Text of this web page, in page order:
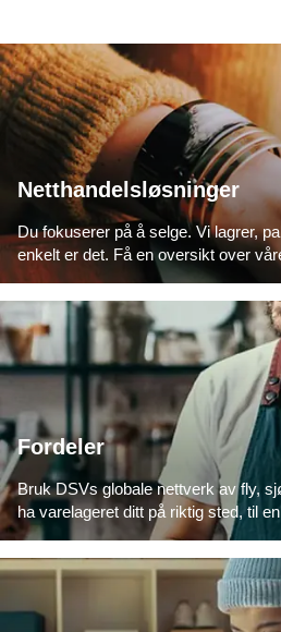
Netthandelsløsninger
Du fokuserer på å selge. Vi lagrer,
enkelt er det. Få en oversikt over
Fordeler
Bruk DSVs globale nettverk av fly,
ha varelageret ditt på riktig sted, til